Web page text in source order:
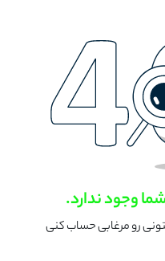
وجود ندارد.
رو مرغابی حساب کنی